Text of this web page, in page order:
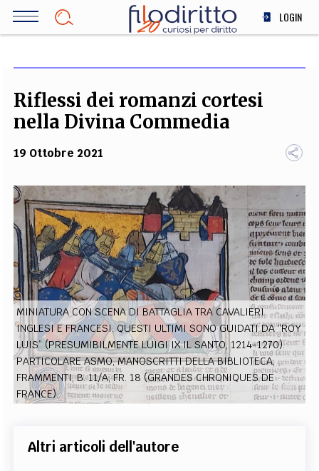
Salta
LOGIN
SOCIETÀ
MEDICINA
ALTRO
TEAM
FILODIRITTO REDAZIONE COMITATO SCIENTIFICO AUTORI CURATORI
FOTOGRAFI PARTNER COLLABORA CON NOI
EXTRA
CODICI RUBRICHE LIBRI PROCEEDINGS PUBBLICITÀ CONTATTI
SOCIAL MEDIA
Riflessi dei romanzi cortesi
nella Divina Commedia
19 Ottobre 2021
MINIATURA CON SCENA DI BATTAGLIA TRA CAVALIERI
INGLESI E FRANCESI. QUESTI ULTIMI SONO GUIDATI DA “ROY
LUIS” (PRESUMIBILMENTE LUIGI IX IL SANTO, 1214-1270).
PARTICOLARE ASMO, MANOSCRITTI DELLA BIBLIOTECA,
FRAMMENTI, B. 11/A, FR. 18 (GRANDES CHRONIQUES DE
FRANCE).
Altri articoli dell'autore